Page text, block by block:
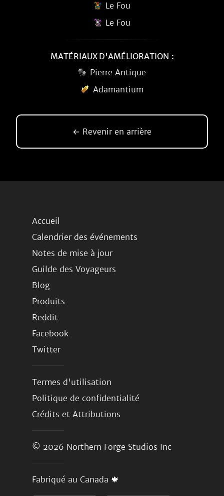
Le Fou
Le Fou
MATÉRIAUX D'AMÉLIORATION :
Pierre Antique
Adamantium
← Revenir en arrière
Accueil
Calendrier des événements
Notes de mise à jour
Guilde des Voyageurs
Blog
Produits
Reddit
Facebook
Twitter
Termes d'utilisation
Politique de confidentialité
Crédits et Attributions
© 2026 Northern Forge Studios Inc
Fabriqué au Canada 🍁